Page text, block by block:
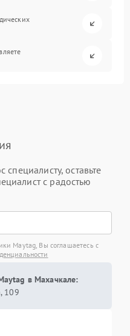
специалисту, оставьте
с радостью
Maytag, Вы соглашаетесь с
в Махачкале:
109